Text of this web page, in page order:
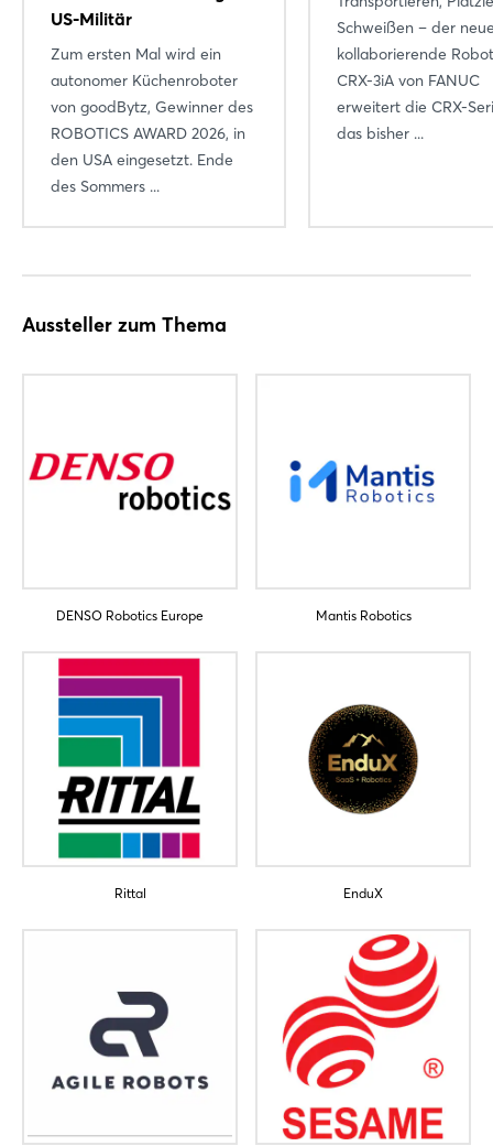
US-Militär
Zum ersten Mal wird ein
autonomer Küchenroboter
von goodBytz, Gewinner des
ROBOTICS AWARD 2026, in
den USA eingesetzt. Ende
des Sommers ...
Schweißen – der
kollaborierende
CRX-3iA von FANUC
erweitert die CRX-
das bisher ...
Aussteller zum Thema
DENSO Robotics Europe Mantis Robotics
Rittal EnduX
Passwort vergessen?
Noch nicht angemeldet?